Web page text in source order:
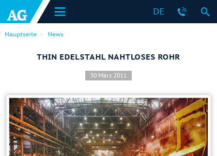
DE
Hauptseite News
THIN EDELSTAHL NAHTLOSES ROHR
30 März 2011